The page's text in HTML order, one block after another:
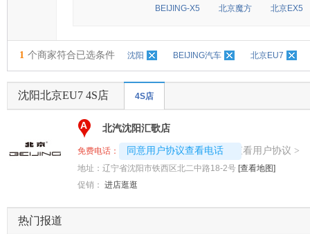
BEIJING-X5
北京魔方 北京EX5
1 个商家符合已选条件 沈阳 BEIJING汽车 北京EU7
沈阳北京EU7 4S店 4S店
A 北汽沈阳汇歌店
免费电话： 同意用户协议查看电话
4008192696-5349 查看用户协议 >
地址： 辽宁省沈阳市铁西区北二中路18-2号 [查看地图]
促销： 进店逛逛
热门报道